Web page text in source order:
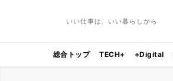
いい仕事は、いい暮らしから
総合トップ TECH+ +Digital